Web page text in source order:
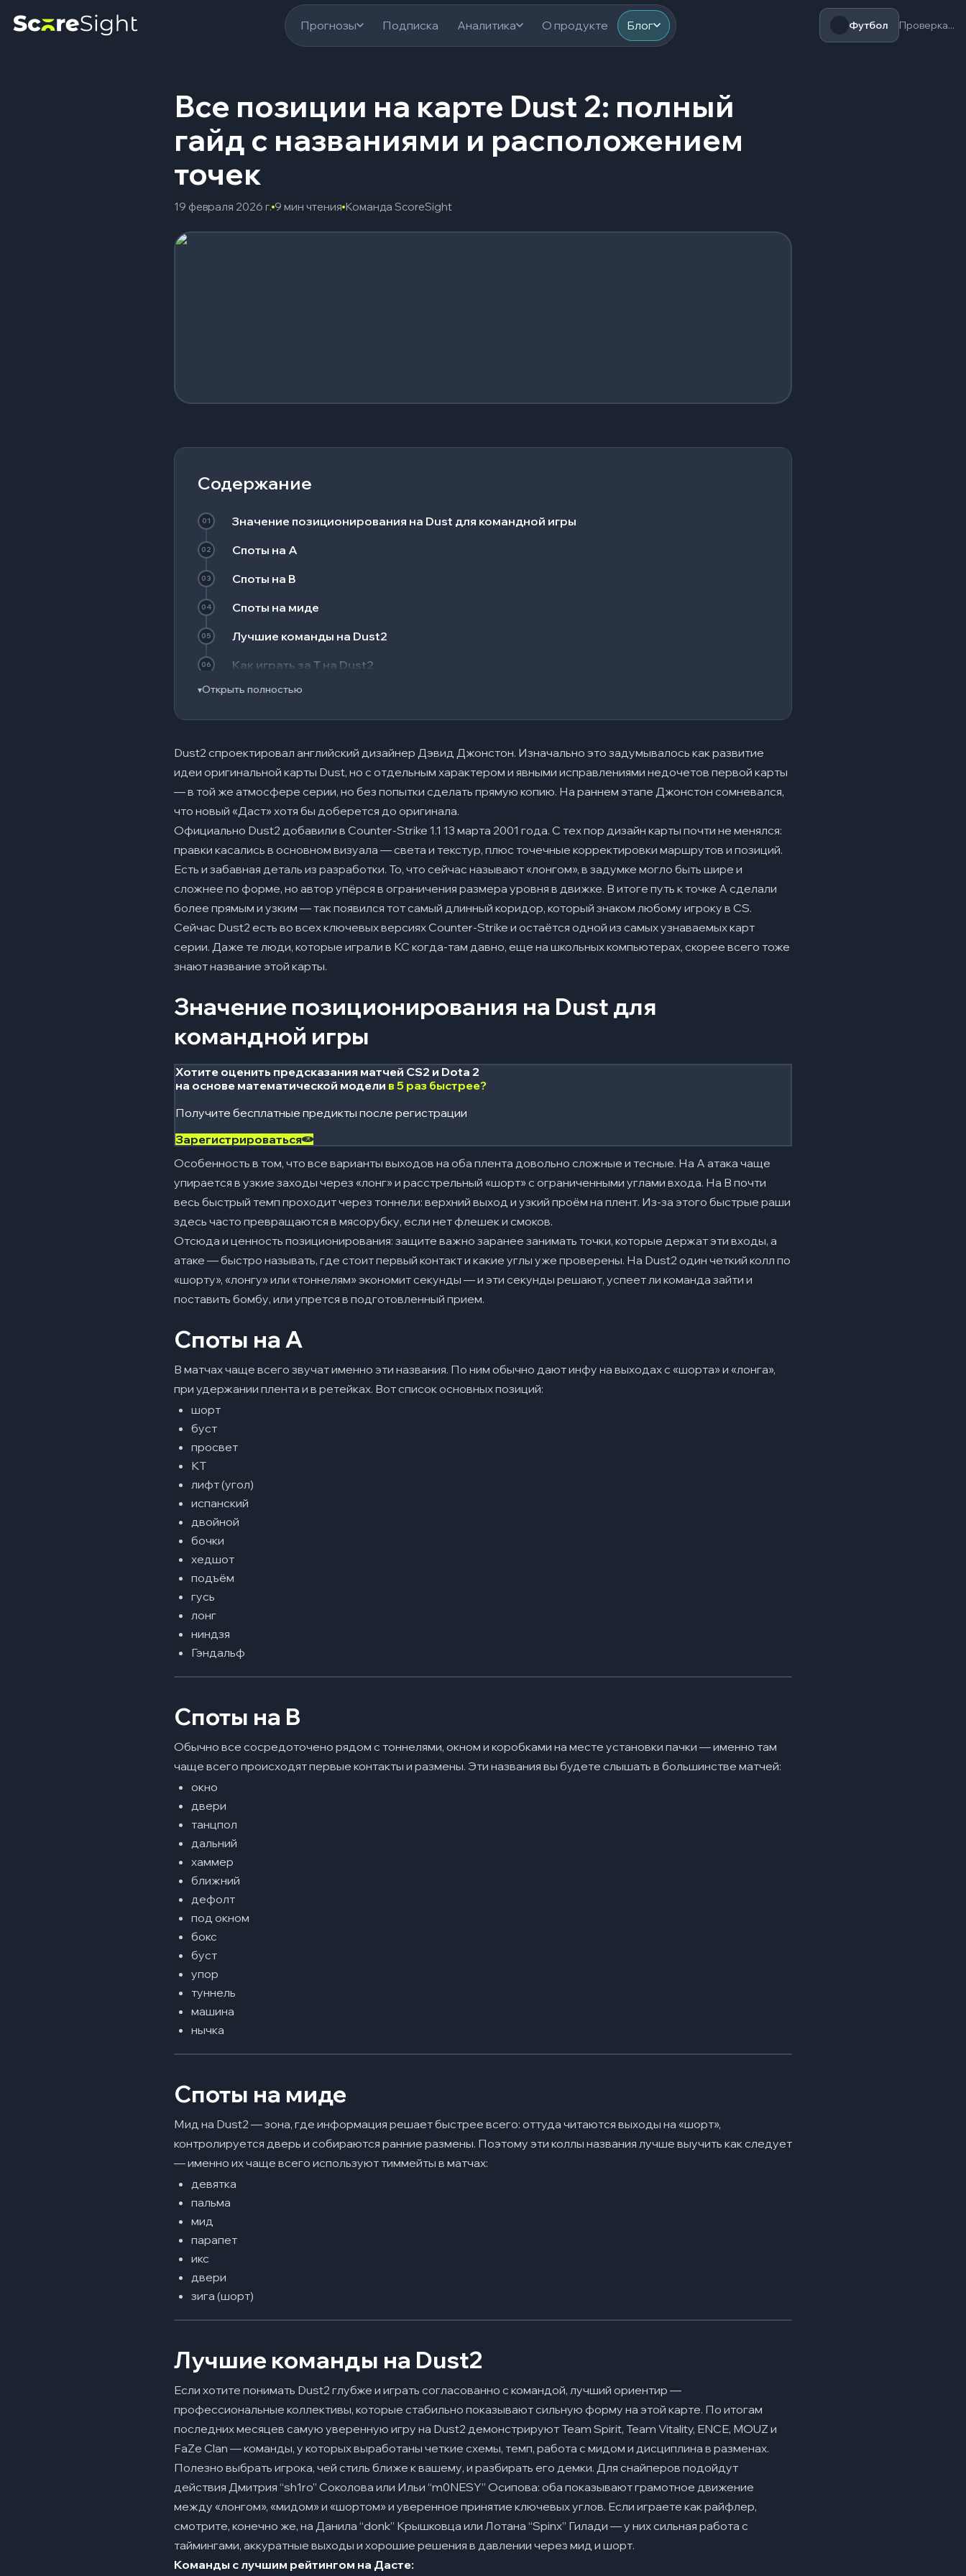
Прогнозы Подписка Аналитика О продукте Блог Футбол Проверка...
Все позиции на карте Dust 2: полный
гайд с названиями и расположением
точек
19 февраля 2026 г. 9 мин чтения Команда ScoreSight
Содержание
01 Значение позиционирования на Dust для командной игры
02 Споты на A
03 Споты на B
04 Споты на миде
05 Лучшие команды на Dust2
06 Как играть за Т на Dust2
07 Игра за CT
08 Ключевые гранаты на Dust2
За T
За CT
Часто задаваемые вопросы
Почему на Dust2 так тяжело быстро зайти на плент?
Что важнее всего контролировать на старте раунда?
Самая частая ошибка атаки на «шорте»?
Что делать CT, если нет AWP, а атака давит «мид»?
Какие названия позиций на Dust2 чаще всего путают и из-за этого теряется инфа?
▾Открыть полностью
Dust2 спроектировал английский дизайнер Дэвид Джонстон. Изначально это задумывалось как развитие
идеи оригинальной карты Dust, но с отдельным характером и явными исправлениями недочетов первой карты
— в той же атмосфере серии, но без попытки сделать прямую копию. На раннем этапе Джонстон сомневался,
что новый «Даст» хотя бы доберется до оригинала.
Официально Dust2 добавили в Counter-Strike 1.1 13 марта 2001 года. С тех пор дизайн карты почти не менялся:
правки касались в основном визуала — света и текстур, плюс точечные корректировки маршрутов и позиций.
Есть и забавная деталь из разработки. То, что сейчас называют «лонгом», в задумке могло быть шире и
сложнее по форме, но автор упёрся в ограничения размера уровня в движке. В итоге путь к точке A сделали
более прямым и узким — так появился тот самый длинный коридор, который знаком любому игроку в CS.
Сейчас Dust2 есть во всех ключевых версиях Counter-Strike и остаётся одной из самых узнаваемых карт
серии. Даже те люди, которые играли в КС когда-там давно, еще на школьных компьютерах, скорее всего тоже
знают название этой карты.
Значение позиционирования на Dust для
командной игры
Хотите оценить предсказания матчей CS2 и Dota 2
на основе математической модели в 5 раз быстрее?
Получите бесплатные предикты после регистрации
Зарегистрироваться
Особенность в том, что все варианты выходов на оба плента довольно сложные и тесные. На A атака чаще
упирается в узкие заходы через «лонг» и расстрельный «шорт» с ограниченными углами входа. На B почти
весь быстрый темп проходит через тоннели: верхний выход и узкий проём на плент. Из-за этого быстрые раши
здесь часто превращаются в мясорубку, если нет флешек и смоков.
Отсюда и ценность позиционирования: защите важно заранее занимать точки, которые держат эти входы, а
атаке — быстро называть, где стоит первый контакт и какие углы уже проверены. На Dust2 один четкий колл по
«шорту», «лонгу» или «тоннелям» экономит секунды — и эти секунды решают, успеет ли команда зайти и
поставить бомбу, или упрется в подготовленный прием.
Споты на A
В матчах чаще всего звучат именно эти названия. По ним обычно дают инфу на выходах с «шорта» и «лонга»,
при удержании плента и в ретейках. Вот список основных позиций:
шорт
буст
просвет
КТ
лифт (угол)
испанский
двойной
бочки
хедшот
подъём
гусь
лонг
ниндзя
Гэндальф
Споты на B
Обычно все сосредоточено рядом с тоннелями, окном и коробками на месте установки пачки — именно там
чаще всего происходят первые контакты и размены. Эти названия вы будете слышать в большинстве матчей:
окно
двери
танцпол
дальний
хаммер
ближний
дефолт
под окном
бокс
буст
упор
туннель
машина
нычка
Споты на миде
Мид на Dust2 — зона, где информация решает быстрее всего: оттуда читаются выходы на «шорт»,
контролируется дверь и собираются ранние размены. Поэтому эти коллы названия лучше выучить как следует
— именно их чаще всего используют тиммейты в матчах:
девятка
пальма
мид
парапет
икс
двери
зига (шорт)
Лучшие команды на Dust2
Если хотите понимать Dust2 глубже и играть согласованно с командой, лучший ориентир —
профессиональные коллективы, которые стабильно показывают сильную форму на этой карте. По итогам
последних месяцев самую уверенную игру на Dust2 демонстрируют Team Spirit, Team Vitality, ENCE, MOUZ и
FaZe Clan — команды, у которых выработаны четкие схемы, темп, работа с мидом и дисциплина в разменах.
Полезно выбрать игрока, чей стиль ближе к вашему, и разбирать его демки. Для снайперов подойдут
действия Дмитрия “sh1ro” Соколова или Ильи “m0NESY” Осипова: оба показывают грамотное движение
между «лонгом», «мидом» и «шортом» и уверенное принятие ключевых углов. Если играете как райфлер,
смотрите, конечно же, на Данила “donk” Крышковца или Лотана “Spinx” Гилади — у них сильная работа с
таймингами, аккуратные выходы и хорошие решения в давлении через мид и шорт.
Команды с лучшим рейтингом на Дасте: